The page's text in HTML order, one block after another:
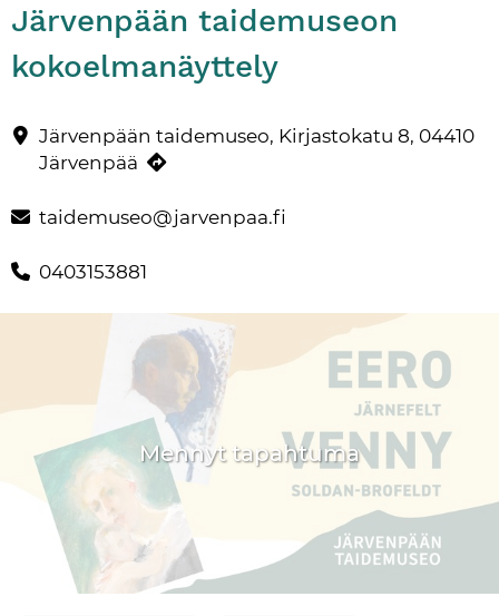
Järvenpään taidemuseon
kokoelmanäyttely
Järvenpään taidemuseolla on esillä pysyvä
Yhteystiedot
Järvenpään taidemuseo, Kirjastokatu 8, 04410
Järvenpää
taidemuseo@jarvenpaa.fi
0403153881
Mennyt tapahtuma